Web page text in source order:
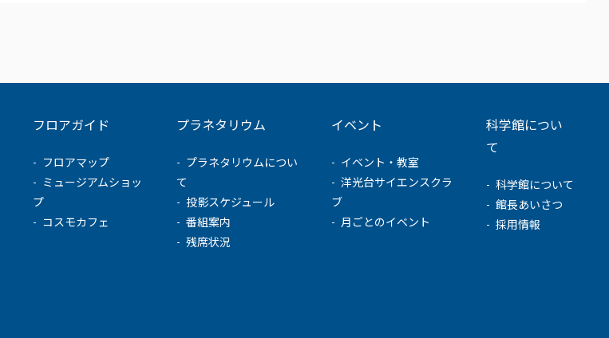
フロアガイド
フロアマップ
ミュージアムショッ
プ
コスモカフェ
プラネタリウム
プラネタリウムについ
て
投影スケジュール
番組案内
残席状況
イベント
イベント・教室
洋光台サイエンスクラ
ブ
月ごとのイベント
科学館につい
て
科学館について
館長あいさつ
採用情報